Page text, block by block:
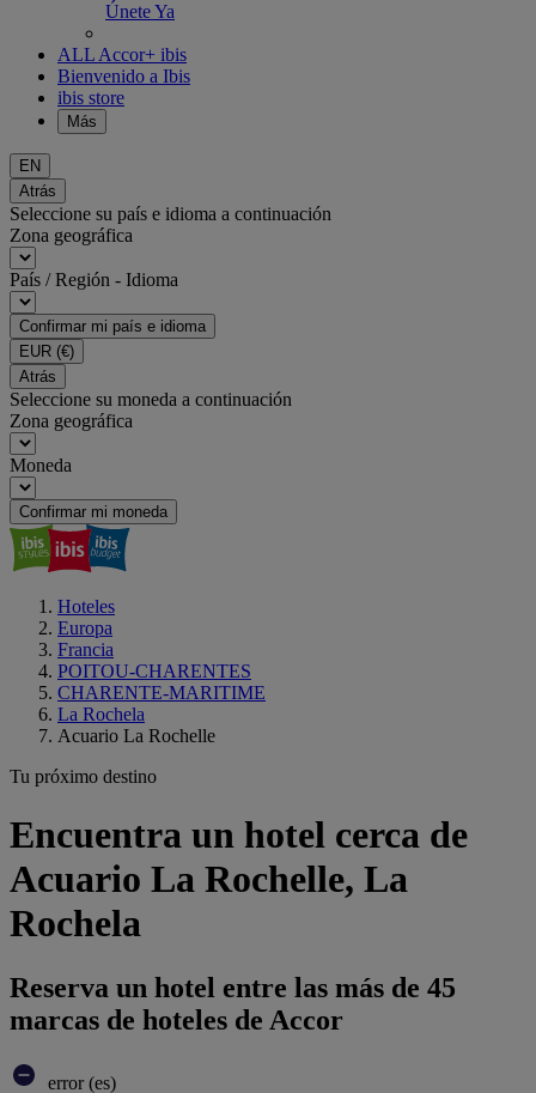
Únete Ya
ALL Accor+ ibis
Bienvenido a Ibis
ibis store
Más
EN
Atrás
Seleccione su país e idioma a continuación
Zona geográfica
País / Región - Idioma
Confirmar mi país e idioma
EUR (€)
Atrás
Seleccione su moneda a continuación
Zona geográfica
Moneda
Confirmar mi moneda
Hoteles
Europa
Francia
POITOU-CHARENTES
CHARENTE-MARITIME
La Rochela
Acuario La Rochelle
Tu próximo destino
Encuentra un hotel cerca de
Acuario La Rochelle, La
Rochela
Reserva un hotel entre las más de 45
marcas de hoteles de Accor
error (es)